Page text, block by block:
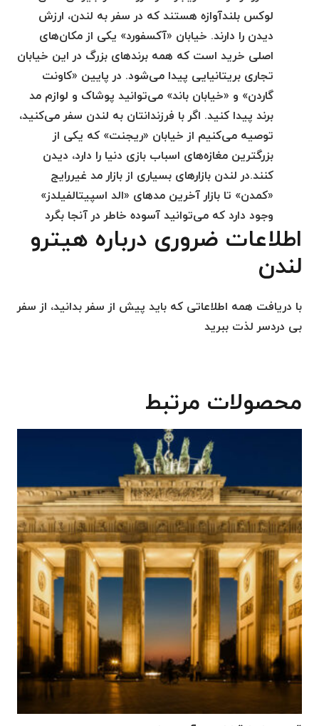
لوکس بلندآوازه هستند که در سفر به لندن، ارزش
دیدن را دارند. خیابان «آکسفورد» یکی از مکان‌های
اصلی خرید است که همه برندهای بزرگ در این خیابان
تجاری بریتانیایی پیدا می‌شود. در پایین «کاونت
گاردن» و «خیابان باند» می‌توانید پوشاک و لوازم مد
برند پیدا کنید. اگر با فرزندانتان به لندن سفر می‌کنید،
توصیه می‌کنیم از خیابان «ریجنت» که یکی از
بزرگترین مغازه‌های اسباب بازی دنیا را دارد، دیدن
کنند.در لندن بازارهای بسیاری از بازار مد غیررایج
«کمدن» تا بازار آخرین مدهای «الد اسپیتالفیلدز»
وجود دارد که می‌توانید آسوده خاطر در آنجا بگرد
اطلاعات ضروری درباره هیترو
لندن
با دریافت همه اطلاعاتی که باید پیش از سفر بدانید، از سفر
بی دردسر لذت ببرید
محصولات مرتبط